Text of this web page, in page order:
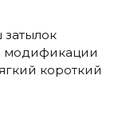
модификации
короткий